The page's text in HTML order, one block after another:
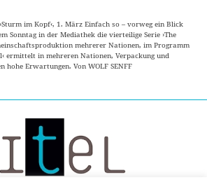
im Kopf‹, 1. März Einfach so – vorweg ein Blick
Sonntag in der Mediathek die vierteilige Serie ›The
mehrerer Nationen, im Programm
ermittelt in mehreren Nationen, Verpackung und
hohe Erwartungen. Von WOLF SENFF